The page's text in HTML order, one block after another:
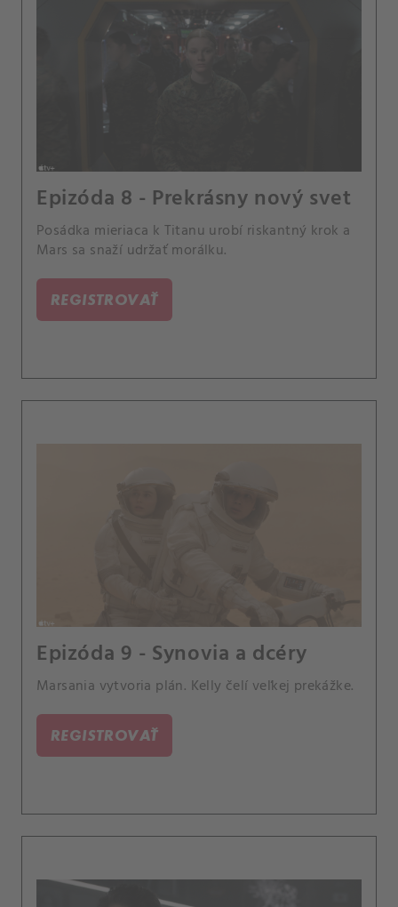
Epizóda 8 - Prekrásny nový svet
Posádka mieriaca k Titanu urobí riskantný krok a
Mars sa snaží udržať morálku.
REGISTROVAŤ
Epizóda 9 - Synovia a dcéry
Marsania vytvoria plán. Kelly čelí veľkej prekážke.
REGISTROVAŤ